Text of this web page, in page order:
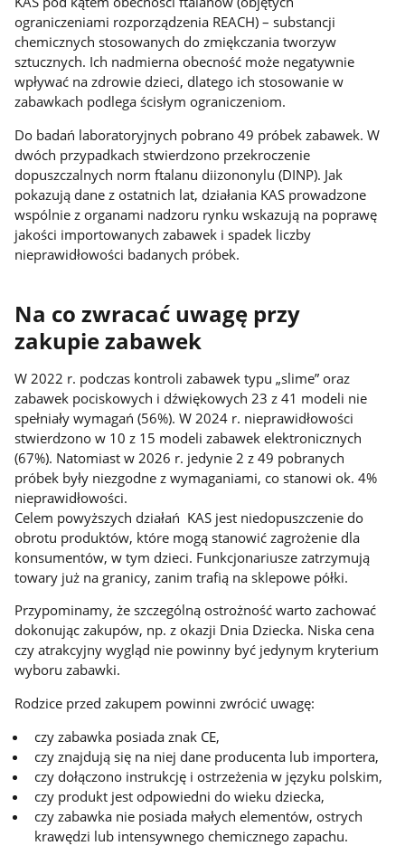
ograniczeniami rozporządzenia REACH) – substancji
chemicznych stosowanych do zmiękczania tworzyw
sztucznych. Ich nadmierna obecność może negatywnie
wpływać na zdrowie dzieci, dlatego ich stosowanie w
zabawkach podlega ścisłym ograniczeniom.
Do badań laboratoryjnych pobrano 49 próbek zabawek. W
dwóch przypadkach stwierdzono przekroczenie
dopuszczalnych norm ftalanu diizononylu (DINP). Jak
pokazują dane z ostatnich lat, działania KAS prowadzone
wspólnie z organami nadzoru rynku wskazują na poprawę
jakości importowanych zabawek i spadek liczby
nieprawidłowości badanych próbek.
Na co zwracać uwagę przy
zakupie zabawek
W 2022 r. podczas kontroli zabawek typu „slime” oraz
zabawek pociskowych i dźwiękowych 23 z 41 modeli nie
spełniały wymagań (56%). W 2024 r. nieprawidłowości
stwierdzono w 10 z 15 modeli zabawek elektronicznych
(67%). Natomiast w 2026 r. jedynie 2 z 49 pobranych
próbek były niezgodne z wymaganiami, co stanowi ok. 4%
nieprawidłowości.
Celem powyższych działań KAS jest niedopuszczenie do
obrotu produktów, które mogą stanowić zagrożenie dla
konsumentów, w tym dzieci. Funkcjonariusze zatrzymują
towary już na granicy, zanim trafią na sklepowe półki.
Przypominamy, że szczególną ostrożność warto zachować
dokonując zakupów, np. z okazji Dnia Dziecka. Niska cena
czy atrakcyjny wygląd nie powinny być jedynym kryterium
wyboru zabawki.
Rodzice przed zakupem powinni zwrócić uwagę:
czy zabawka posiada znak CE,
czy znajdują się na niej dane producenta lub importera,
czy dołączono instrukcję i ostrzeżenia w języku polskim,
czy produkt jest odpowiedni do wieku dziecka,
czy zabawka nie posiada małych elementów, ostrych
krawędzi lub intensywnego chemicznego zapachu.